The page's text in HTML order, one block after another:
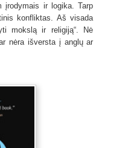
įrodymais ir logika. Tarp
konfliktas. Aš visada
mokslą ir religiją“. Nė
nėra išversta į anglų ar